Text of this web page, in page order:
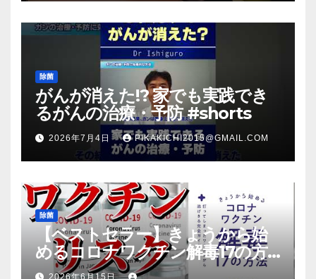
除菌
がんが消えた!? 家でも実践でき
るがんの治療・予防 #shorts
2026年7月4日 PIKAKICHI2015@GMAIL.COM
除菌
【ベストセラー】きょうから始
めるコロナワクチン解毒17の方
法【本要約】
2026年6月15日